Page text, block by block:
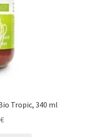
Tropic, 340 ml